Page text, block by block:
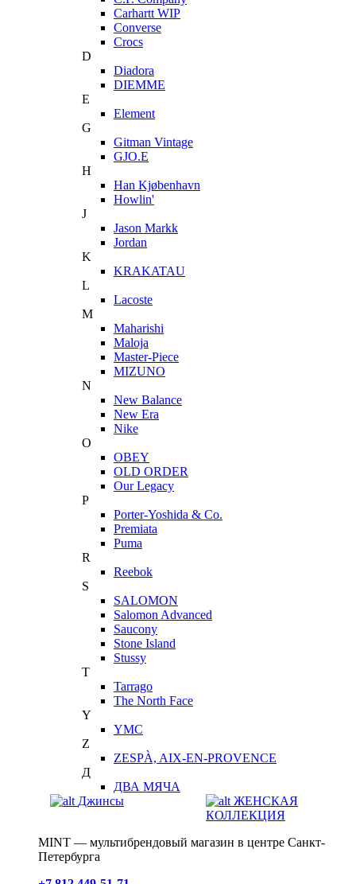
Carhartt WIP
Converse
Crocs
D
Diadora
DIEMME
E
Element
G
Gitman Vintage
GJO.E
H
Han Kjøbenhavn
Howlin'
J
Jason Markk
Jordan
K
KRAKATAU
L
Lacoste
M
Maharishi
Maloja
Master-Piece
MIZUNO
N
New Balance
New Era
Nike
O
OBEY
OLD ORDER
Our Legacy
P
Porter-Yoshida & Co.
Premiata
Puma
R
Reebok
S
SALOMON
Salomon Advanced
Saucony
Stone Island
Stussy
T
Tarrago
The North Face
Y
YMC
Z
ZESPÀ, AIX-EN-PROVENCE
Д
ДВА МЯЧА
Джинсы
ЖЕНСКАЯ
КОЛЛЕКЦИЯ
MINT — мультибрендовый магазин в центре Санкт-
Петербурга